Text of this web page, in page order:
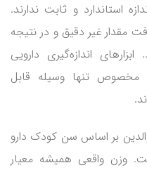
استاندارد و ثابت ندارند.
مقدار غیر دقیق و در نتیجه
اندازه‌گیری دارویی
مخصوص تنها وسیله قابل
بر اساس سن کودک دارو
وزن واقعی همیشه معیار